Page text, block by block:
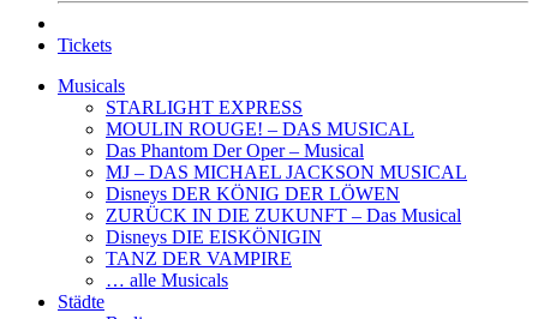
Tickets
Musicals
STARLIGHT EXPRESS
MOULIN ROUGE! – DAS MUSICAL
Das Phantom Der Oper – Musical
MJ – DAS MICHAEL JACKSON MUSICAL
Disneys DER KÖNIG DER LÖWEN
ZURÜCK IN DIE ZUKUNFT – Das Musical
Disneys DIE EISKÖNIGIN
TANZ DER VAMPIRE
… alle Musicals
Städte